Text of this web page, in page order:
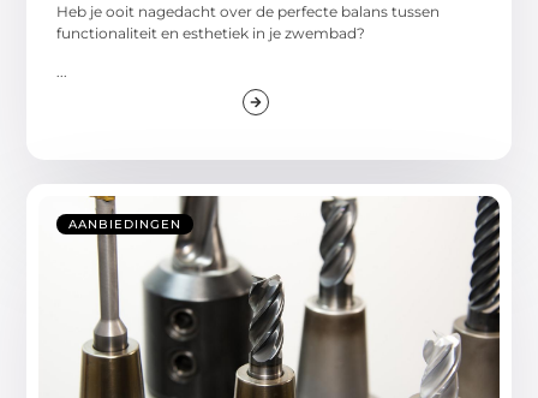
Heb je ooit nagedacht over de perfecte balans tussen
functionaliteit en esthetiek in je zwembad?
...
AANBIEDINGEN